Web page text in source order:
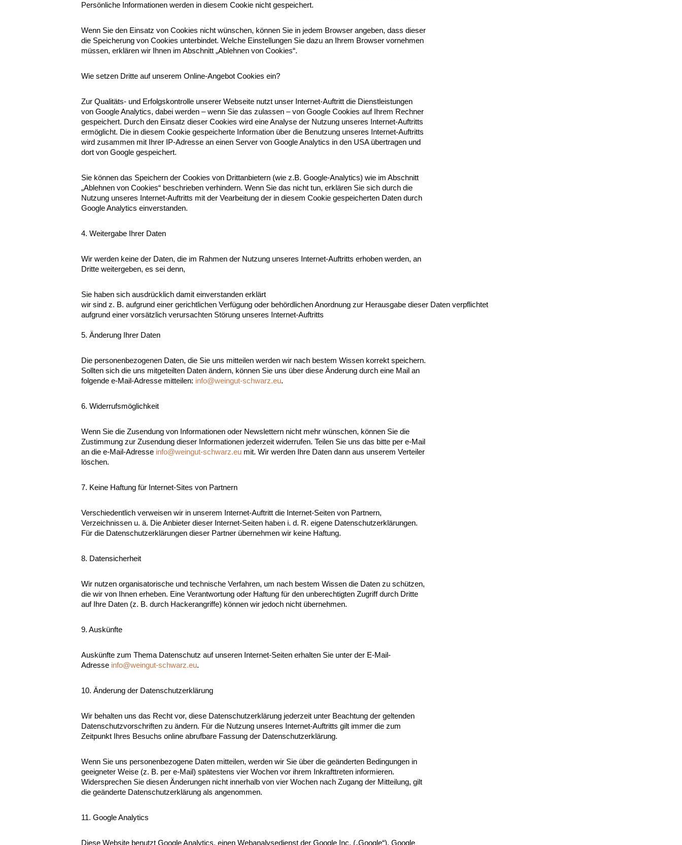
Persönliche Informationen werden in diesem Cookie nicht gespeichert.
Wenn Sie den Einsatz von Cookies nicht wünschen, können Sie in jedem Browser angeben, dass dieser
die Speicherung von Cookies unterbindet. Welche Einstellungen Sie dazu an Ihrem Browser vornehmen
müssen, erklären wir Ihnen im Abschnitt „Ablehnen von Cookies“.
Wie setzen Dritte auf unserem Online-Angebot Cookies ein?
Zur Qualitäts- und Erfolgskontrolle unserer Webseite nutzt unser Internet-Auftritt die Dienstleistungen
von Google Analytics, dabei werden – wenn Sie das zulassen – von Google Cookies auf Ihrem Rechner
gespeichert. Durch den Einsatz dieser Cookies wird eine Analyse der Nutzung unseres Internet-Auftritts
ermöglicht. Die in diesem Cookie gespeicherte Information über die Benutzung unseres Internet-Auftritts
wird zusammen mit Ihrer IP-Adresse an einen Server von Google Analytics in den USA übertragen und
dort von Google gespeichert.
Sie können das Speichern der Cookies von Drittanbietern (wie z.B. Google-Analytics) wie im Abschnitt
„Ablehnen von Cookies“ beschrieben verhindern. Wenn Sie das nicht tun, erklären Sie sich durch die
Nutzung unseres Internet-Auftritts mit der Vearbeitung der in diesem Cookie gespeicherten Daten durch
Google Analytics einverstanden.
4. Weitergabe Ihrer Daten
Wir werden keine der Daten, die im Rahmen der Nutzung unseres Internet-Auftritts erhoben werden, an
Dritte weitergeben, es sei denn,
Sie haben sich ausdrücklich damit einverstanden erklärt
wir sind z. B. aufgrund einer gerichtlichen Verfügung oder behördlichen Anordnung zur Herausgabe dieser Daten verpflichtet
aufgrund einer vorsätzlich verursachten Störung unseres Internet-Auftritts
5. Änderung Ihrer Daten
Die personenbezogenen Daten, die Sie uns mitteilen werden wir nach bestem Wissen korrekt speichern.
Sollten sich die uns mitgeteilten Daten ändern, können Sie uns über diese Änderung durch eine Mail an
folgende e-Mail-Adresse mitteilen: info@weingut-schwarz.eu.
6. Widerrufsmöglichkeit
Wenn Sie die Zusendung von Informationen oder Newslettern nicht mehr wünschen, können Sie die
Zustimmung zur Zusendung dieser Informationen jederzeit widerrufen. Teilen Sie uns das bitte per e-Mail
an die e-Mail-Adresse info@weingut-schwarz.eu mit. Wir werden Ihre Daten dann aus unserem Verteiler
löschen.
7. Keine Haftung für Internet-Sites von Partnern
Verschiedentlich verweisen wir in unserem Internet-Auftritt die Internet-Seiten von Partnern,
Verzeichnissen u. ä. Die Anbieter dieser Internet-Seiten haben i. d. R. eigene Datenschutzerklärungen.
Für die Datenschutzerklärungen dieser Partner übernehmen wir keine Haftung.
8. Datensicherheit
Wir nutzen organisatorische und technische Verfahren, um nach bestem Wissen die Daten zu schützen,
die wir von Ihnen erheben. Eine Verantwortung oder Haftung für den unberechtigten Zugriff durch Dritte
auf Ihre Daten (z. B. durch Hackerangriffe) können wir jedoch nicht übernehmen.
9. Auskünfte
Auskünfte zum Thema Datenschutz auf unseren Internet-Seiten erhalten Sie unter der E-Mail-
Adresse info@weingut-schwarz.eu.
10. Änderung der Datenschutzerklärung
Wir behalten uns das Recht vor, diese Datenschutzerklärung jederzeit unter Beachtung der geltenden
Datenschutzvorschriften zu ändern. Für die Nutzung unseres Internet-Auftritts gilt immer die zum
Zeitpunkt Ihres Besuchs online abrufbare Fassung der Datenschutzerklärung.
Wenn Sie uns personenbezogene Daten mitteilen, werden wir Sie über die geänderten Bedingungen in
geeigneter Weise (z. B. per e-Mail) spätestens vier Wochen vor ihrem Inkrafttreten informieren.
Widersprechen Sie diesen Änderungen nicht innerhalb von vier Wochen nach Zugang der Mitteilung, gilt
die geänderte Datenschutzerklärung als angenommen.
11. Google Analytics
Diese Website benutzt Google Analytics, einen Webanalysedienst der Google Inc. („Google“). Google